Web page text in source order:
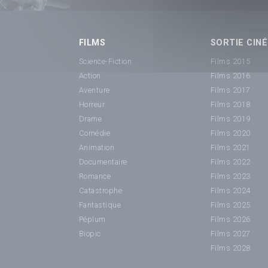
FILMS
Science-Fiction
Action
Aventure
Horreur
Drame
Comédie
Animation
Documentaire
Romance
Catastrophe
Fantastique
Péplum
Biopic
SORTIE CINÉ
Films 2015
Films 2016
Films 2017
Films 2018
Films 2019
Films 2020
Films 2021
Films 2022
Films 2023
Films 2024
Films 2025
Films 2026
Films 2027
Films 2028